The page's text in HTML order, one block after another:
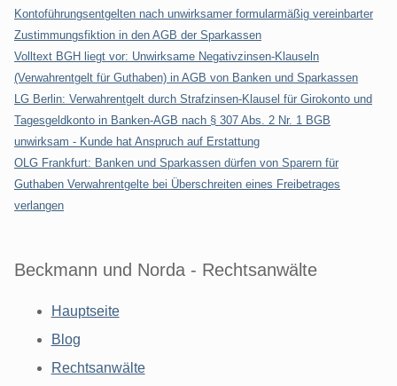
Kontoführungsentgelten nach unwirksamer formularmäßig vereinbarter
Zustimmungsfiktion in den AGB der Sparkassen
Volltext BGH liegt vor: Unwirksame Negativzinsen-Klauseln
(Verwahrentgelt für Guthaben) in AGB von Banken und Sparkassen
LG Berlin: Verwahrentgelt durch Strafzinsen-Klausel für Girokonto und
Tagesgeldkonto in Banken-AGB nach § 307 Abs. 2 Nr. 1 BGB
unwirksam - Kunde hat Anspruch auf Erstattung
OLG Frankfurt: Banken und Sparkassen dürfen von Sparern für
Guthaben Verwahrentgelte bei Überschreiten eines Freibetrages
verlangen
Beckmann und Norda - Rechtsanwälte
Hauptseite
Blog
Rechtsanwälte